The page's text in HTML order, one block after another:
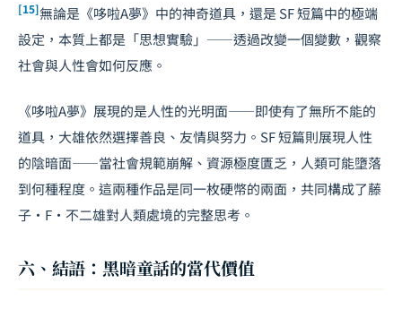
[15]無論是《哆啦A夢》中的神奇道具，還是 SF 短篇中的極端
設定，本質上都是「思想實驗」——透過改變一個變數，觀察
社會與人性會如何反應。
《哆啦A夢》展現的是人性的光明面——即使有了無所不能的
道具，大雄依然選擇善良、友情與努力。SF 短篇則展現人性
的陰暗面——當社會規範崩解、資源極度匱乏，人類可能墮落
到何種程度。這兩種作品是同一枚硬幣的兩面，共同構成了藤
子·F·不二雄對人類處境的完整思考。
六、結語：黑暗童話的當代價值